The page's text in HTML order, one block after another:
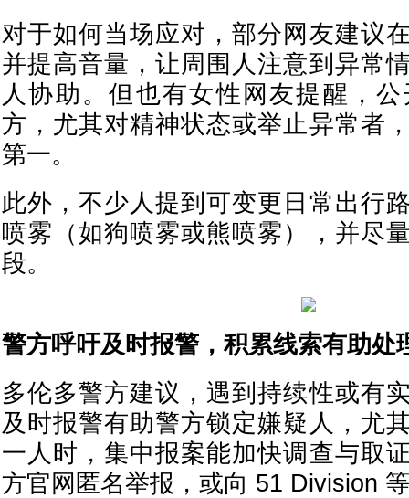
对于如何当场应对，部分网友建议
并提高音量，让周围人注意到异常
人协助。但也有女性网友提醒，
方，尤其对精神状态或举止异常者
第一。
此外，不少人提到可变更日常出行
喷雾（如狗喷雾或熊喷雾），并尽
段。
警方呼吁及时报警，积累线索有助处
多伦多警方建议，遇到持续性或有
及时报警有助警方锁定嫌疑人，尤
一人时，集中报案能加快调查与取
方官网匿名举报，或向 51 Division